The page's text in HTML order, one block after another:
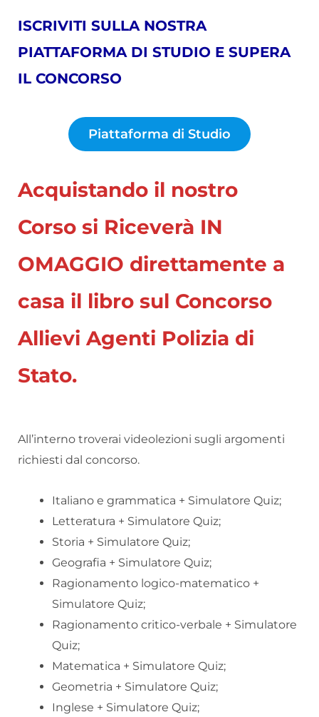
ISCRIVITI SULLA NOSTRA
PIATTAFORMA DI STUDIO E SUPERA
IL CONCORSO
Piattaforma di Studio
Acquistando il nostro
Corso si Riceverà IN
OMAGGIO direttamente a
casa il libro sul Concorso
Allievi Agenti Polizia di
Stato.
All’interno troverai videolezioni sugli argomenti
richiesti dal concorso.
Italiano e grammatica + Simulatore Quiz;
Letteratura + Simulatore Quiz;
Storia + Simulatore Quiz;
Geografia + Simulatore Quiz;
Ragionamento logico-matematico +
Simulatore Quiz;
Ragionamento critico-verbale + Simulatore
Quiz;
Matematica + Simulatore Quiz;
Geometria + Simulatore Quiz;
Inglese + Simulatore Quiz;